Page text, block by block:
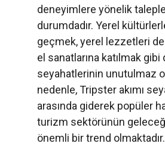
deneyimlere yönelik
durumdadır. Yerel
geçmek, yerel lezzetleri
el sanatlarına katılmak
seyahatlerinin unutulmaz
nedenle, Tripster akımı
arasında giderek popüler
turizm sektörünün
önemli bir trend olmaktadır.